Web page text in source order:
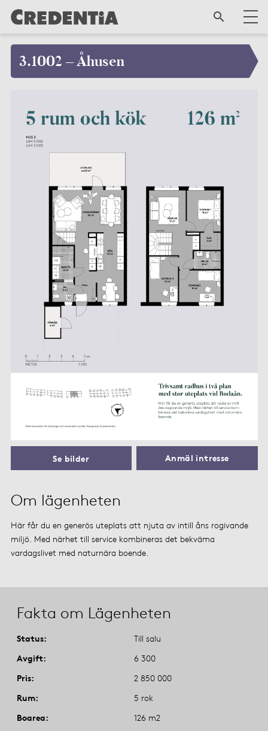
3.1002 – Åhusen
Om lägenheten
Här får du en generös uteplats att njuta av intill åns rogivande
miljö. Med närhet till service kombineras det bekväma
vardagslivet med naturnära boende.
Fakta om Lägenheten
Status
Till salu
Avgift
6 300
Pris
2 850 000
Rum
5 rok
Boarea
126 m2
Se bilder Anmäl intresse